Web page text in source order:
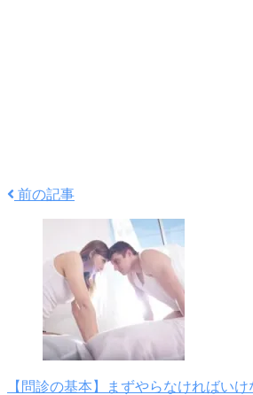
前の記事
【問診の基本】まずやらなければい